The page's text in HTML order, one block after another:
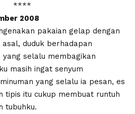
****
2008
pakaian gelap dengan
duduk berhadapan
yang selalu membagikan
masih ingat senyum
yang selalu ia pesan, es
tipis itu cukup membuat runtuh
tubuhku.